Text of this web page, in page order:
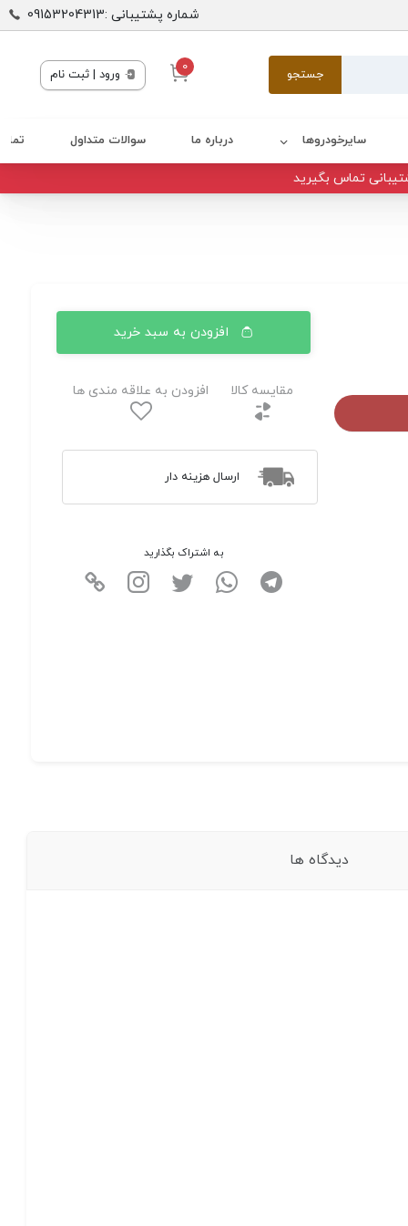
شماره پشتیبانی :09153204313
جستجو 0 ورود | ثبت نام
سایرخودروها درباره ما سوالات متداول
تماس بگیرید
افزودن به سبد خرید
مقایسه کالا افزودن به علاقه مندی ها
ارسال هزینه دار
به اشتراک بگذارید
دیدگاه ها